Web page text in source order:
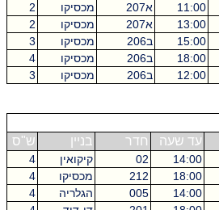
11:00 א207 מכסיקו
2
13:00 א207 מכסיקו
2
15:00 ב206 מכסיקו
3
18:00 ב206 מכסיקו
4
12:00 ב206 מכסיקו 3
עד שעה חדר בניין ש"ס
14:00
02 קיקואין
4
18:00
212 מכסיקו
4
14:00
005 הגלריה
4